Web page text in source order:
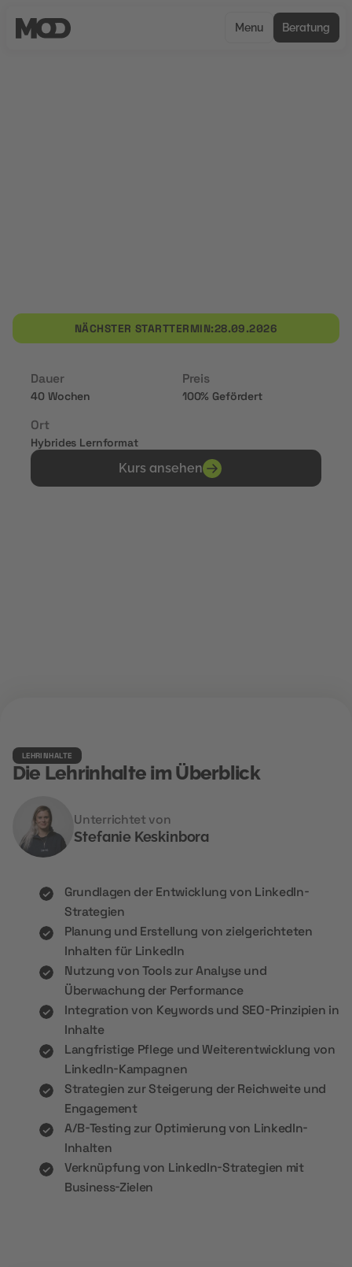
Menu Beratung
NÄCHSTER STARTTERMIN:28.09.2026
Dauer
40 Wochen
Preis
100% Gefördert
Ort
Hybrides Lernformat
Kurs ansehen
LEHRINHALTE
Die Lehrinhalte im Überblick
Unterrichtet von
Stefanie Keskinbora
Grundlagen der Entwicklung von LinkedIn-
Strategien
Planung und Erstellung von zielgerichteten
Inhalten für LinkedIn
Nutzung von Tools zur Analyse und
Überwachung der Performance
Integration von Keywords und SEO-Prinzipien in
Inhalte
Langfristige Pflege und Weiterentwicklung von
LinkedIn-Kampagnen
Strategien zur Steigerung der Reichweite und
Engagement
A/B-Testing zur Optimierung von LinkedIn-
Inhalten
Verknüpfung von LinkedIn-Strategien mit
Business-Zielen